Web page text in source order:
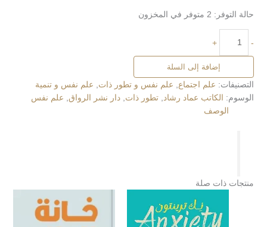
حالة التوفر: 2 متوفر في المخزون
-
+
إضافة إلى السلة
التصنيفات: علم اجتماع علم نفس و تطور ذات
علم نفس و تنمية
الوسوم: الكاتب عماد رشاد تطور ذات دار نشر الرواق
علم نفس
الوصف
منتجات ذات صلة